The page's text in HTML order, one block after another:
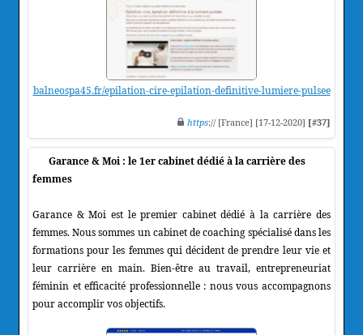
balneospa45.fr/epilation-cire-epilation-definitive-lumiere-pulsee
https:// [France] [17-12-2020] [#37]
Garance & Moi : le 1er cabinet dédié à la carrière des
femmes
Garance & Moi est le premier cabinet dédié à la carrière des
femmes. Nous sommes un cabinet de coaching spécialisé dans les
formations pour les femmes qui décident de prendre leur vie et
leur carrière en main. Bien-être au travail, entrepreneuriat
féminin et efficacité professionnelle : nous vous accompagnons
pour accomplir vos objectifs.